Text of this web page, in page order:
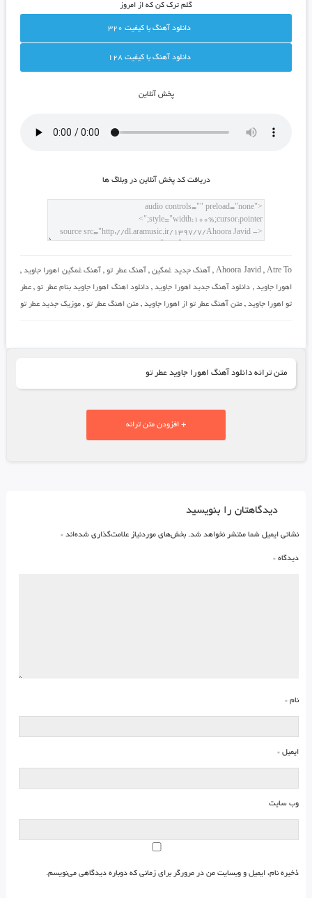
گلم ترک کن که از امروز
دانلود آهنگ با کيفيت 320
دانلود آهنگ با کيفيت 128
پخش آنلاين
دريافت کد پخش آنلاين در وبلاگ ها
Ahoora Javid, Atre To
, آهنگ جدید غمگین, آهنگ عطر تو , آهنگ غمگین اهورا جاوید,
اهورا جاوید , دانلود آهنگ جدید اهورا جاوید,دانلود اهنگ اهورا جاوید بنام عطر تو ,عطر
تو اهورا جاوید, متن آهنگ عطر تو از اهورا جاوید, متن اهنگ عطر تو , موزیک جدید عطر تو
متن ترانه دانلود آهنگ اهورا جاوید عطر تو
+ افزودن متن ترانه
دیدگاهتان را بنویسید
نشانی ایمیل شما منتشر نخواهد شد. بخش‌های موردنیاز علامت‌گذاری شده‌اند *
دیدگاه *
نام *
ایمیل *
وب‌ سایت
ذخیره نام، ایمیل و وبسایت من در مرورگر برای زمانی که دوباره دیدگاهی می‌نویسم.